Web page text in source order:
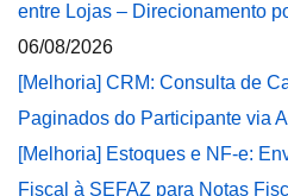
entre Lojas – Direcionamento
06/08/2026
[Melhoria] CRM: Consulta de
Paginados do Participante via
[Melhoria] Estoques e NF-e:
Fiscal à SEFAZ para Notas